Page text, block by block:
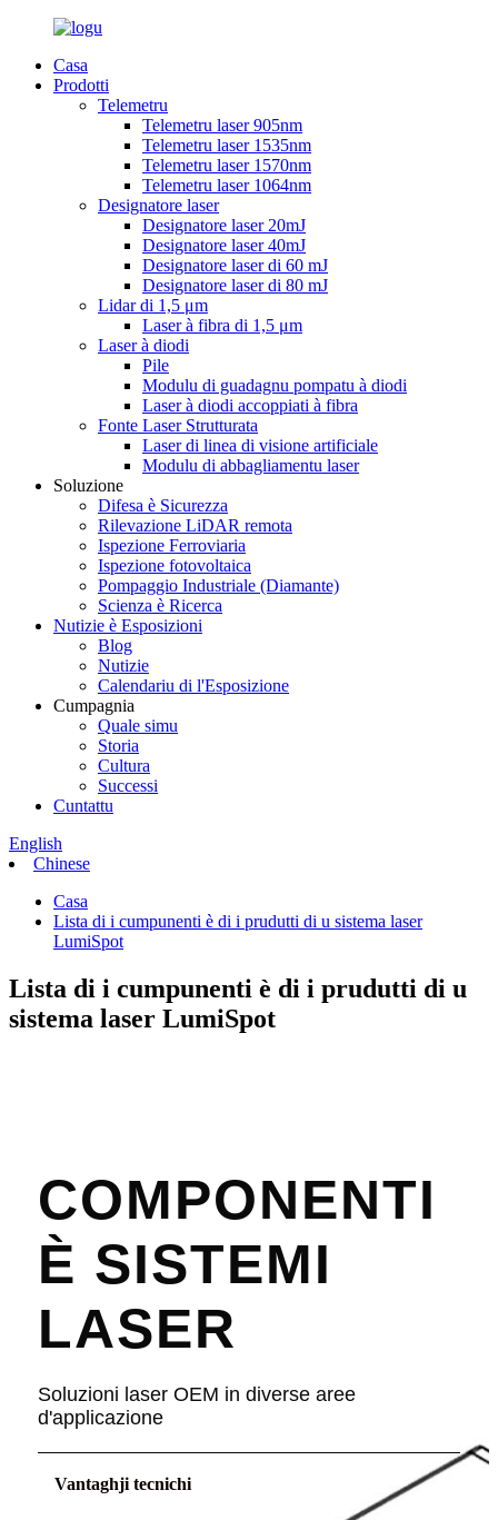
Casa
Prodotti
Telemetru
Telemetru laser 905nm
Telemetru laser 1535nm
Telemetru laser 1570nm
Telemetru laser 1064nm
Designatore laser
Designatore laser 20mJ
Designatore laser 40mJ
Designatore laser di 60 mJ
Designatore laser di 80 mJ
Lidar di 1,5 μm
Laser à fibra di 1,5 μm
Laser à diodi
Pile
Modulu di guadagnu pompatu à diodi
Laser à diodi accoppiati à fibra
Fonte Laser Strutturata
Laser di linea di visione artificiale
Modulu di abbagliamentu laser
Soluzione
Difesa è Sicurezza
Rilevazione LiDAR remota
Ispezione Ferroviaria
Ispezione fotovoltaica
Pompaggio Industriale (Diamante)
Scienza è Ricerca
Nutizie è Esposizioni
Blog
Nutizie
Calendariu di l'Esposizione
Cumpagnia
Quale simu
Storia
Cultura
Successi
Cuntattu
English
Chinese
Casa
Lista di i cumpunenti è di i prudutti di u sistema laser
LumiSpot
Lista di i cumpunenti è di i prudutti di u
sistema laser LumiSpot
COMPONENTI
È SISTEMI
LASER
Soluzioni laser OEM in diverse aree
d'applicazione
Vantaghji tecnichi